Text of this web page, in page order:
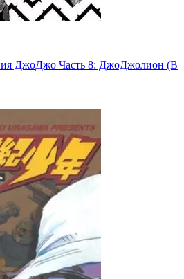
ДжоДжо Часть 8: ДжоДжолион (В